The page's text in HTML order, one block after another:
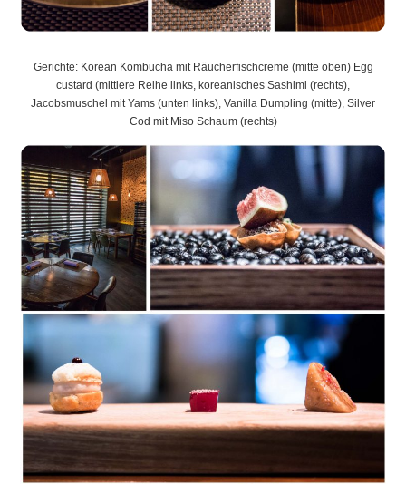
Gerichte: Korean Kombucha mit Räucherfischcreme (mitte oben) Egg
custard (mittlere Reihe links, koreanisches Sashimi (rechts),
Jacobsmuschel mit Yams (unten links), Vanilla Dumpling (mitte), Silver
Cod mit Miso Schaum (rechts)